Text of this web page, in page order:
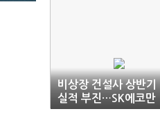
비상장 건설사 상반기
실적 부진…SK에코만
웃었다